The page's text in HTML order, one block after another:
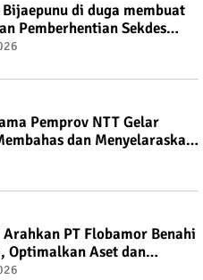
di duga membuat
Pemberhentian Sekdes
Pemprov NTT Gelar
dan Menyelaraskan
PT Flobamor Benahi
Optimalkan Aset dan